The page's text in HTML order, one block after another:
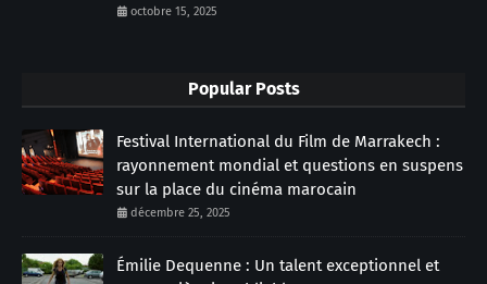
octobre 15, 2025
Popular Posts
Festival International du Film de Marrakech :
rayonnement mondial et questions en suspens
sur la place du cinéma marocain
décembre 25, 2025
Émilie Dequenne : Un talent exceptionnel et